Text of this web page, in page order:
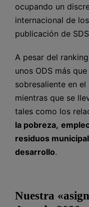
ocupando un
internacional de
publicación de
A pesar del
unos ODS más
sobresaliente en el
mientras que se
tales como los
la pobreza,
residuos
desarrollo.
Nuestra